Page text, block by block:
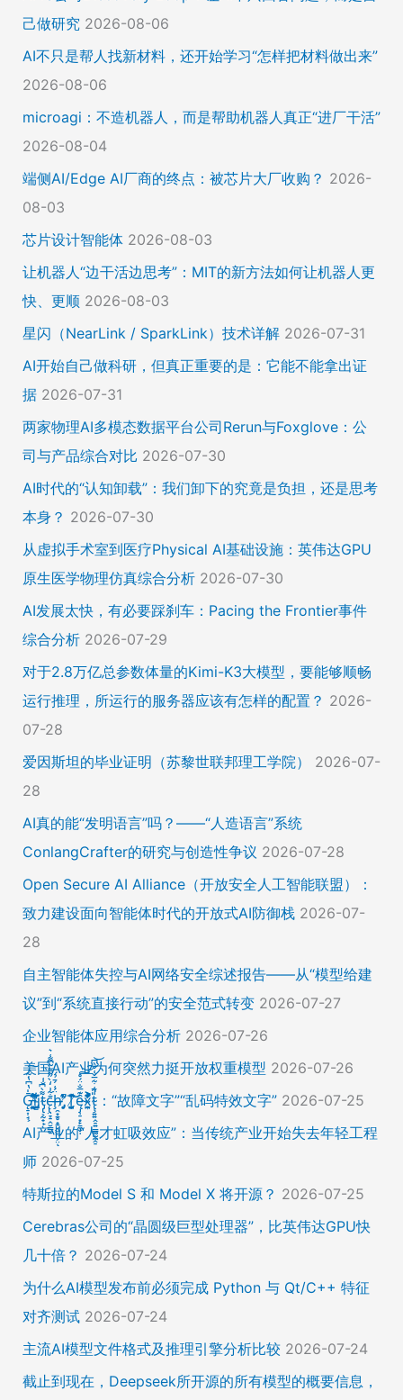
己做研究 2026-08-06
AI不只是帮人找新材料，还开始学习“怎样把材料做出来”
2026-08-06
microagi：不造机器人，而是帮助机器人真正“进厂干活”
2026-08-04
端侧AI/Edge AI厂商的终点：被芯片大厂收购？ 2026-
08-03
芯片设计智能体 2026-08-03
让机器人“边干活边思考”：MIT的新方法如何让机器人更
快、更顺 2026-08-03
星闪（NearLink / SparkLink）技术详解 2026-07-31
AI开始自己做科研，但真正重要的是：它能不能拿出证
据 2026-07-31
两家物理AI多模态数据平台公司Rerun与Foxglove：公
司与产品综合对比 2026-07-30
AI时代的“认知卸载”：我们卸下的究竟是负担，还是思考
本身？ 2026-07-30
从虚拟手术室到医疗Physical AI基础设施：英伟达GPU
原生医学物理仿真综合分析 2026-07-30
AI发展太快，有必要踩刹车：Pacing the Frontier事件
综合分析 2026-07-29
对于2.8万亿总参数体量的Kimi-K3大模型，要能够顺畅
运行推理，所运行的服务器应该有怎样的配置？ 2026-
07-28
爱因斯坦的毕业证明（苏黎世联邦理工学院）
2026-07-
28
AI真的能“发明语言”吗？——“人造语言”系统
ConlangCrafter的研究与创造性争议 2026-07-28
Open Secure AI Alliance（开放安全人工智能联盟）：
致力建设面向智能体时代的开放式AI防御栈 2026-07-
28
自主智能体失控与AI网络安全综述报告——从“模型给建
议”到“系统直接行动”的安全范式转变 2026-07-27
企业智能体应用综合分析 2026-07-26
美国AI产业为何突然力挺开放权重模型 2026-07-26
Ḡ̵̨̠͎̘͕̍̔͆̔͋͑͠ļ̸͍͈͉̞̊̑̃̉̔̍̾̈̚į̵̡̙̯͇̲̱̯̱̒͂͋̄t̴̡̢͕̰̟̙͌̀͆̐͑c̶̨̢̤̞̠̭̮̳̼̠̄͋͗̒̀̋͂͌̃͆͌͑͛ḩ̶̯͙̱̥̟̱̘͖̱̤͕̤̈́͑́̄̉́ͅ ̸̡̡̛̜̣̝̓̀͛̇̂̚T̸̗̞̰̪̤̭͙̹͆̽̌̀̾͝͝ę̴̡̣̠͙̙̱̼̬̣̑͊̅̐̈́̊͠͝͠x̴̪̫͎̓͗͐̃̄̐̀͋͛͐t̴̢̧͍͍̭̠͍̳͚̫̼̭̠̎̋͑͋̅̌͑̌̏͆͘̚͝：“故障文字”“乱码特效文字” 2026-07-25
AI产业的“人才虹吸效应”：当传统产业开始失去年轻工程
师 2026-07-25
特斯拉的Model S 和 Model X 将开源？ 2026-07-25
Cerebras公司的“晶圆级巨型处理器”，比英伟达GPU快
几十倍？ 2026-07-24
为什么AI模型发布前必须完成 Python 与 Qt/C++ 特征
对齐测试 2026-07-24
主流AI模型文件格式及推理引擎分析比较 2026-07-24
截止到现在，Deepseek所开源的所有模型的概要信息，